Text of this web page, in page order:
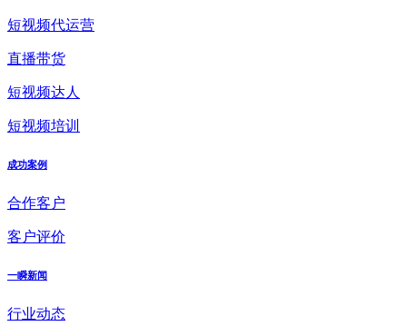
短视频代运营
直播带货
短视频达人
短视频培训
成功案例
合作客户
客户评价
一瞬新闻
行业动态